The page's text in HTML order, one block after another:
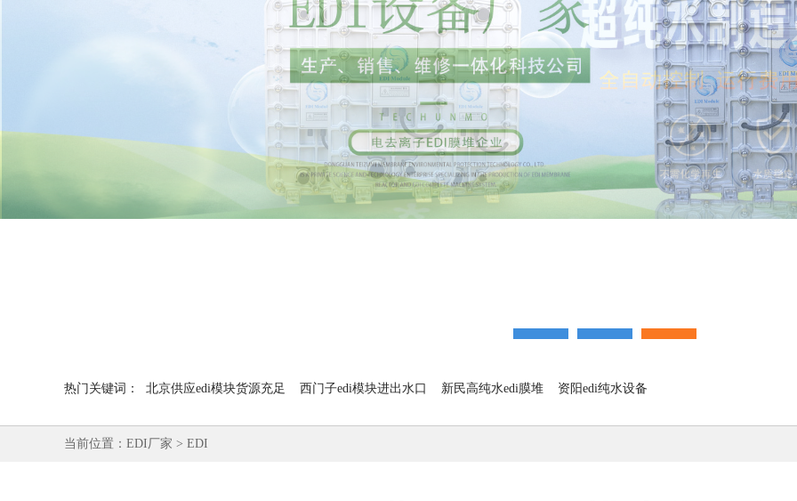
热门关键词： 北京供应edi模块货源充足 西门子edi模块进出水口 新民高纯水edi膜堆 资阳edi纯水设备
当前位置： EDI厂家 > EDI